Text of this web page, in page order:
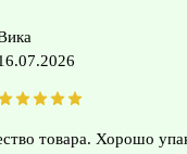
товара. Хорошо